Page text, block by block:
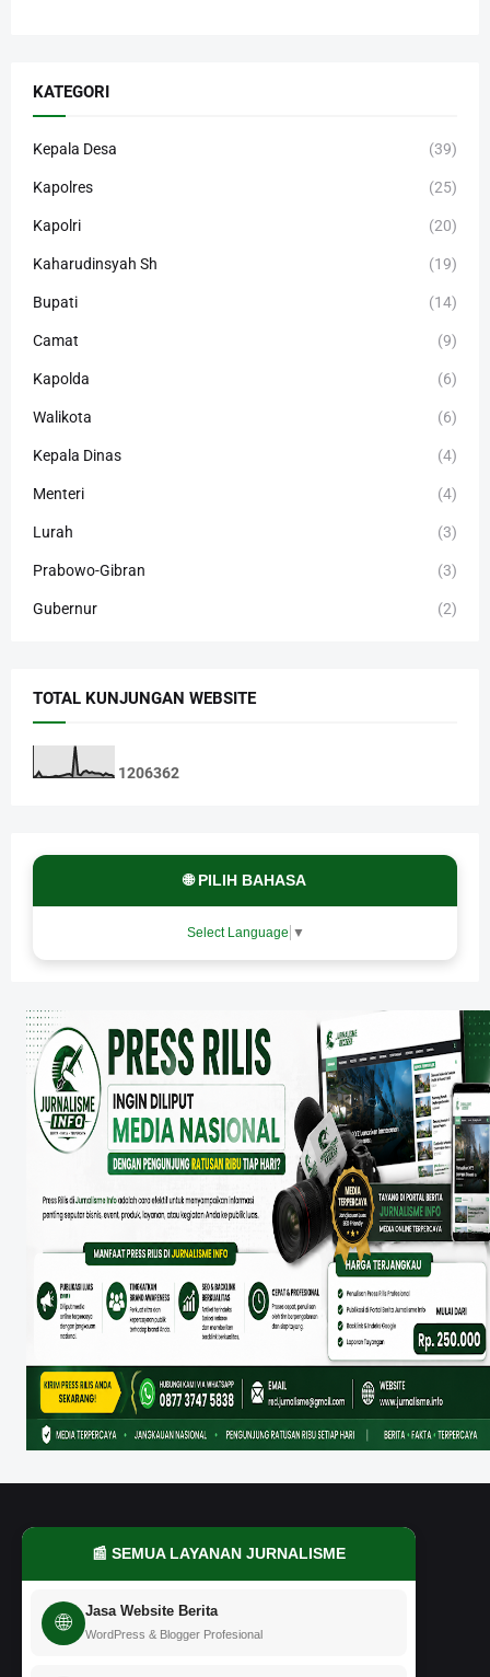
KATEGORI
Kepala Desa (39)
Kapolres (25)
Kapolri (20)
Kaharudinsyah Sh (19)
Bupati (14)
Camat (9)
Kapolda (6)
Walikota (6)
Kepala Dinas (4)
Menteri (4)
Lurah (3)
Prabowo-Gibran (3)
Gubernur (2)
TOTAL KUNJUNGAN WEBSITE
1206362
🌐 PILIH BAHASA
Select Language ▼
📰 SEMUA LAYANAN JURNALISME
🌐 Jasa Website Berita
WordPress & Blogger Profesional